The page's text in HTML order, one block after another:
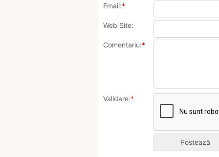
Email:*
Web Site:
Comentariu:*
Validare:*